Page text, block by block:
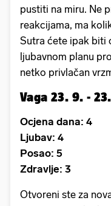
pustiti na miru. Ne
reakcijama, ma
Sutra ćete ipak biti
ljubavnom planu
netko privlačan
Vaga 23. 9. -
Ocjena dana: 4
Ljubav: 4
Posao: 5
Zdravlje: 3
Otvoreni ste za